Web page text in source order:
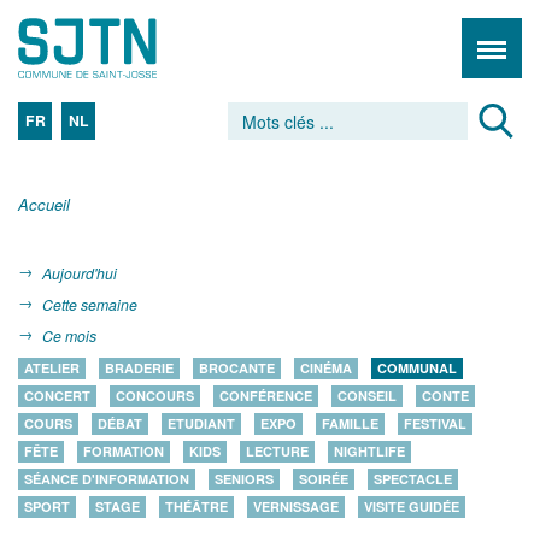
FR NL
Accueil
Aujourd'hui
Cette semaine
Ce mois
ATELIER BRADERIE BROCANTE CINÉMA
COMMUNAL
CONCERT
CONCOURS CONFÉRENCE CONSEIL
CONTE
COURS
DÉBAT ETUDIANT EXPO FAMILLE
FESTIVAL
FÊTE
FORMATION KIDS LECTURE
NIGHTLIFE
SÉANCE D'INFORMATION
SENIORS SOIRÉE
SPECTACLE
SPORT
STAGE THÉÂTRE VERNISSAGE VISITE GUIDÉE